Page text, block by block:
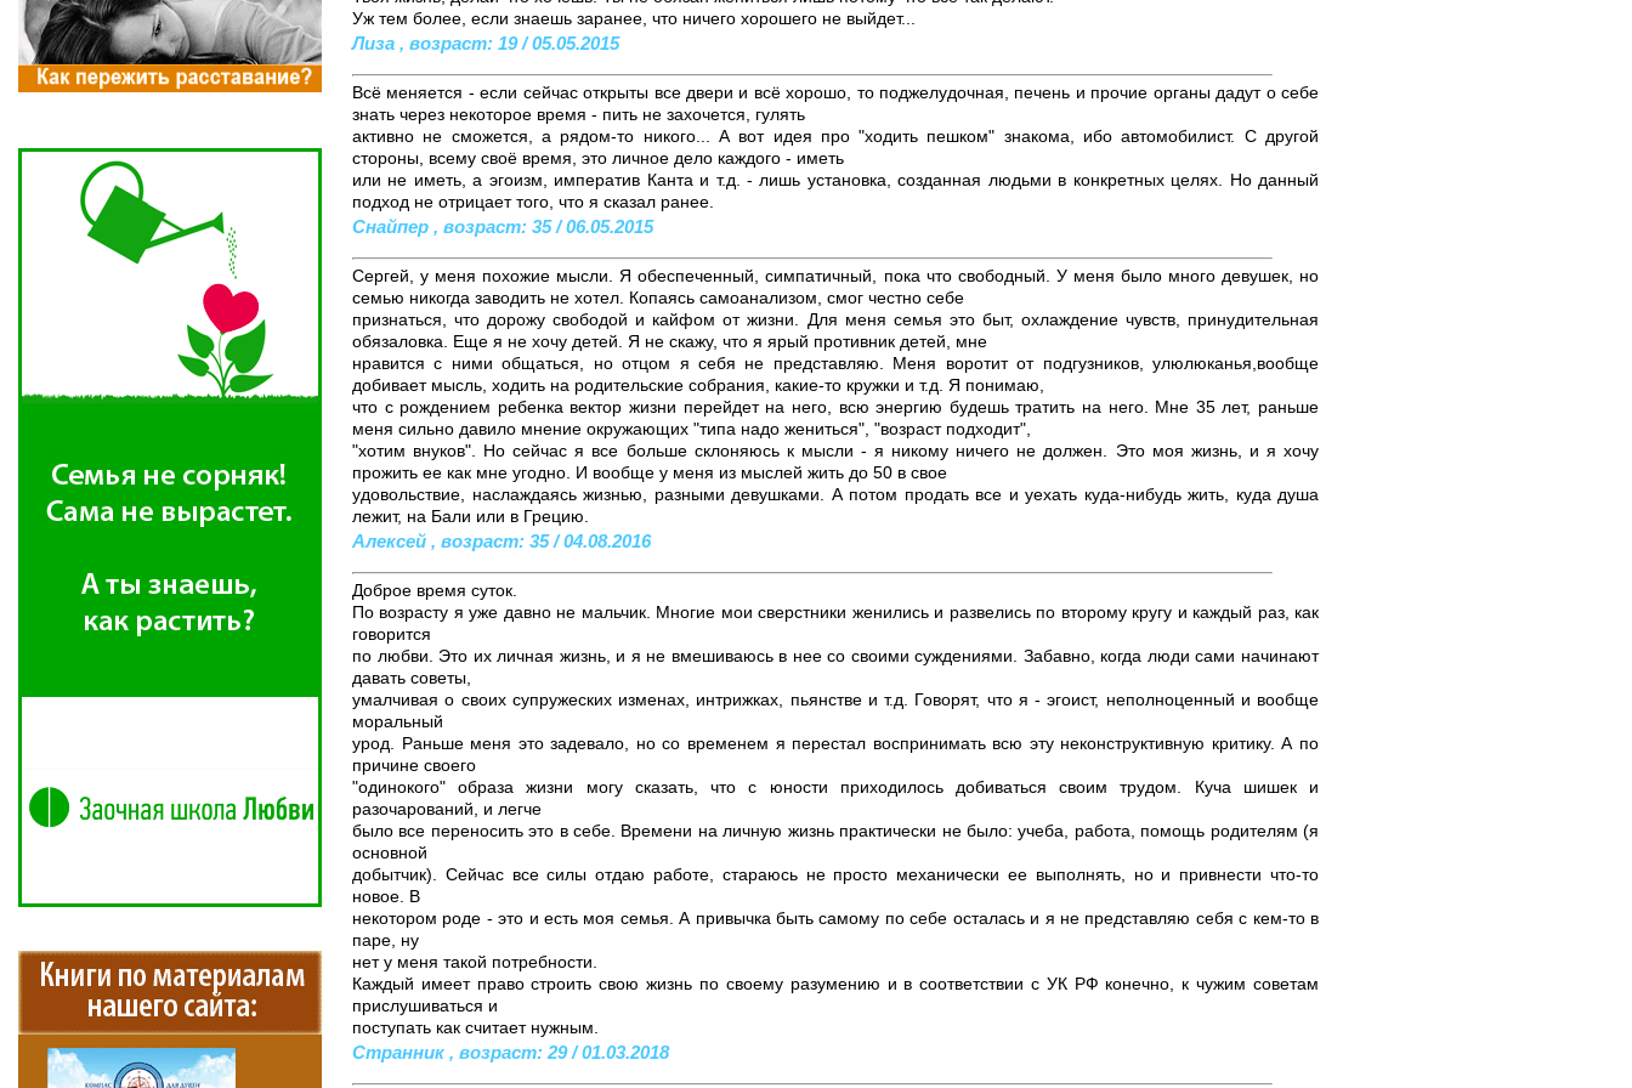
Уж тем более, если знаешь заранее, что ничего хорошего не выйдет...
Лиза , возраст: 19 / 05.05.2015
Всё меняется - если сейчас открыты все двери и всё хорошо, то поджелудочная, печень и прочие органы дадут о себе
знать через некоторое время - пить не захочется, гулять
активно не сможется, а рядом-то никого... А вот идея про "ходить пешком" знакома, ибо автомобилист. С другой
стороны, всему своё время, это личное дело каждого - иметь
или не иметь, а эгоизм, императив Канта и т.д. - лишь установка, созданная людьми в конкретных целях. Но данный
подход не отрицает того, что я сказал ранее.
Снайпер , возраст: 35 / 06.05.2015
Сергей, у меня похожие мысли. Я обеспеченный, симпатичный, пока что свободный. У меня было много девушек, но
семью никогда заводить не хотел. Копаясь самоанализом, смог честно себе
признаться, что дорожу свободой и кайфом от жизни. Для меня семья это быт, охлаждение чувств, принудительная
обязаловка. Еще я не хочу детей. Я не скажу, что я ярый противник детей, мне
нравится с ними общаться, но отцом я себя не представляю. Меня воротит от подгузников, улюлюканья,вообще
добивает мысль, ходить на родительские собрания, какие-то кружки и т.д. Я понимаю,
что с рождением ребенка вектор жизни перейдет на него, всю энергию будешь тратить на него. Мне 35 лет, раньше
меня сильно давило мнение окружающих "типа надо жениться", "возраст подходит",
"хотим внуков". Но сейчас я все больше склоняюсь к мысли - я никому ничего не должен. Это моя жизнь, и я хочу
прожить ее как мне угодно. И вообще у меня из мыслей жить до 50 в свое
удовольствие, наслаждаясь жизнью, разными девушками. А потом продать все и уехать куда-нибудь жить, куда душа
лежит, на Бали или в Грецию.
Алексей , возраст: 35 / 04.08.2016
Доброе время суток.
По возрасту я уже давно не мальчик. Многие мои сверстники женились и развелись по второму кругу и каждый раз, как
говорится
по любви. Это их личная жизнь, и я не вмешиваюсь в нее со своими суждениями. Забавно, когда люди сами начинают
давать советы,
умалчивая о своих супружеских изменах, интрижках, пьянстве и т.д. Говорят, что я - эгоист, неполноценный и вообще
моральный
урод. Раньше меня это задевало, но со временем я перестал воспринимать всю эту неконструктивную критику. А по
причине своего
"одинокого" образа жизни могу сказать, что с юности приходилось добиваться своим трудом. Куча шишек и
разочарований, и легче
было все переносить это в себе. Времени на личную жизнь практически не было: учеба, работа, помощь родителям (я
основной
добытчик). Сейчас все силы отдаю работе, стараюсь не просто механически ее выполнять, но и привнести что-то
новое. В
некотором роде - это и есть моя семья. А привычка быть самому по себе осталась и я не представляю себя с кем-то в
паре, ну
нет у меня такой потребности.
Каждый имеет право строить свою жизнь по своему разумению и в соответствии с УК РФ конечно, к чужим советам
прислушиваться и
поступать как считает нужным.
Странник , возраст: 29 / 01.03.2018